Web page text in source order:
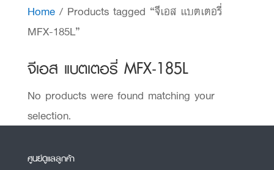
Home/ Products tagged “จีเอส แบตเตอรี่
MFX-185L”
จีเอส แบตเตอรี่ MFX-185L
No products were found matching your
selection.
ศูนย์ดูแลลูกค้า